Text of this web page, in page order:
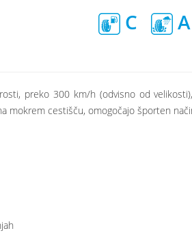
C A
preko 300 km/h (odvisno od
mokrem cestišču, omogočajo športen